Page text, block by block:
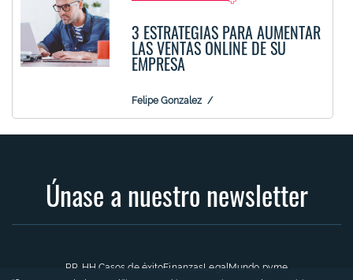
3 ESTRATEGIAS PARA AUMENTAR
LAS VENTAS ONLINE DE SU
EMPRESA
Felipe Gonzalez
Únase a nuestro newsletter
RR. HH. Casos de éxitoFinanzasLegalMundo pyme